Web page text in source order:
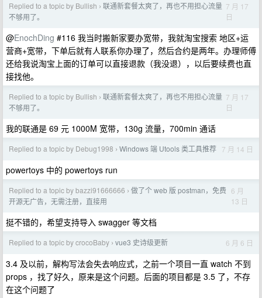
Replied to a topic by Bullish › 联通新套餐太爽了，再也不用担心流量
不够用了。
7 月 17
日
@EnochDing #116 我当时搬新家要办宽带，我就淘宝搜索 地区+运
营商+宽带，下单后就有人联系你办理了，然后合约是两年。办理师傅
还给我说淘宝上面的订单可以直接退款（我没退），以后要续费也直
接找他。
Replied to a topic by Bullish › 联通新套餐太爽了，再也不用担心流量
不够用了。
7 月 17
日
我的联通是 69 元 1000M 宽带，130g 流量，700min 通话
Replied to a topic by Debug1998 › Windows 端 Utools 类工具推荐 7 月 14 日
powertoys 中的 powertoys run
Replied to a topic by bazzi91666666 › 做了个 web 版 postman，免费
开源无广告，无需注册，直接用
6 月
13 日
挺不错的，希望支持导入 swagger 等文档
Replied to a topic by crocoBaby › vue3 史诗级更新 6 月 6 日
3.4 及以前，解构写法会失去响应式，之前一个项目一直 watch 不到
props ，找了好久，原来是这个问题。后面的项目都是 3.5 了，不存
在这个问题了